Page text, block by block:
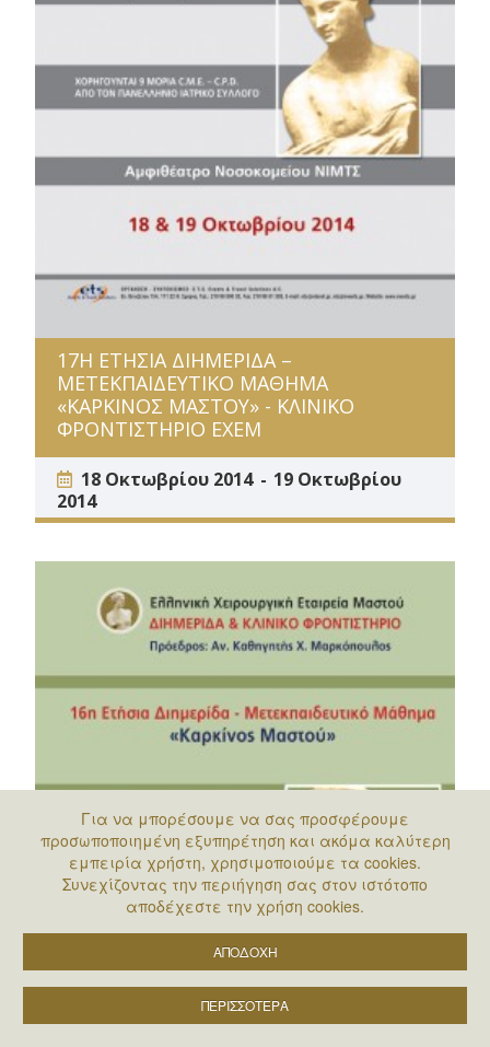
17Η ΕΤΗΣΙΑ ΔΙΗΜΕΡΙΔΑ –
ΜΕΤΕΚΠΑΙΔΕΥΤΙΚΟ ΜΑΘΗΜΑ
«ΚΑΡΚΙΝΟΣ ΜΑΣΤΟΥ» - ΚΛΙΝΙΚΟ
ΦΡΟΝΤΙΣΤΗΡΙΟ ΕΧΕΜ
18 Οκτωβρίου 2014
19 Οκτωβρίου
2014
Για να μπορέσουμε να σας προσφέρουμε
προσωποποιημένη εξυπηρέτηση και ακόμα καλύτερη
εμπειρία χρήστη, χρησιμοποιούμε τα cookies.
Συνεχίζοντας την περιήγηση σας στον ιστότοπο
αποδέχεστε την χρήση cookies.
ΑΠΟΔΟΧΗ
ΠΕΡΙΣΣΟΤΕΡΑ